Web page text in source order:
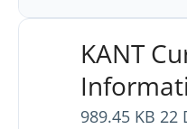
KANT
989.45 KB 22